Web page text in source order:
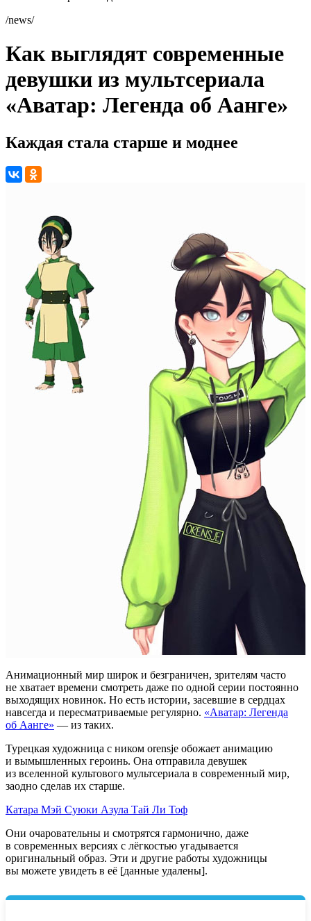
/news/
Как выглядят современные
девушки из мультсериала
«Аватар: Легенда об Аанге»
Каждая стала старше и моднее
Анимационный мир широк и безграничен, зрителям часто
не хватает времени смотреть даже по одной серии постоянно
выходящих новинок. Но есть истории, засевшие в сердцах
навсегда и пересматриваемые регулярно. «Аватар: Легенда
об Аанге» — из таких.
Турецкая художница с ником orensje обожает анимацию
и вымышленных героинь. Она отправила девушек
из вселенной культового мультсериала в современный мир,
заодно сделав их старше.
Катара Мэй Суюки Азула Тай Ли Тоф
Они очаровательны и смотрятся гармонично, даже
в современных версиях с лёгкостью угадывается
оригинальный образ. Эти и другие работы художницы
вы можете увидеть в её [данные удалены].